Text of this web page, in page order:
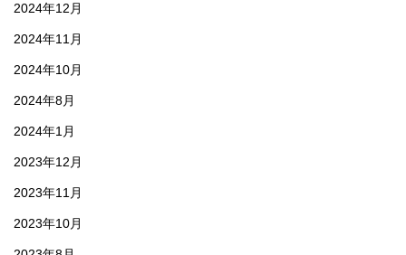
2024年12月
2024年11月
2024年10月
2024年8月
2024年1月
2023年12月
2023年11月
2023年10月